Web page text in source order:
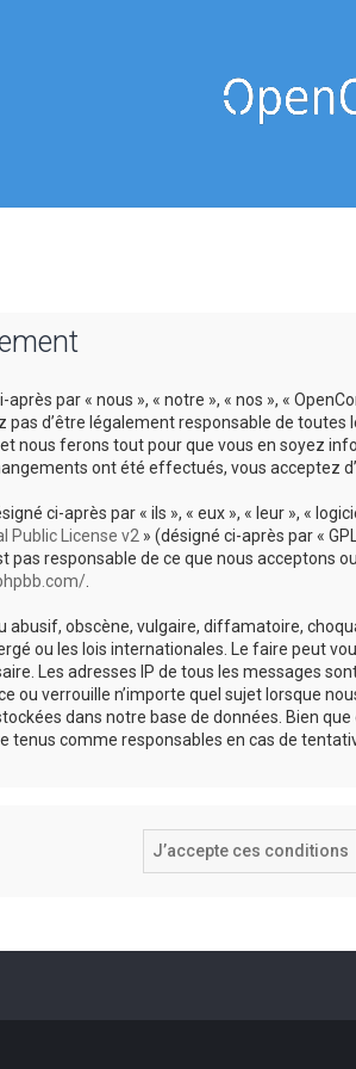
après par « nous », « notre », « nos », «
pas d’être légalement responsable de
nous ferons tout pour que vous en soyez
ont été effectués, vous
ci-après par « ils », « eux », « leur », «
Public License v2 » (désigné ci-après par «
pas responsable de ce que nous
.
abusif, obscène, vulgaire, diffamatoire,
ou les lois internationales. Le faire peut
Les adresses IP de tous les messages
ou verrouille n’importe quel sujet lorsque
dans notre base de données. Bien
tenus comme responsables en cas de